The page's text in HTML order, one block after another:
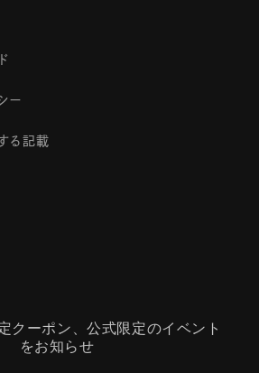
ー
る記載
クーポン、公式限定のイベント
をお知らせ